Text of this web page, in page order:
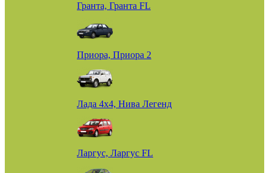
Гранта, Гранта FL
Приора, Приора 2
Лада 4х4, Нива Легенд
Ларгус, Ларгус FL